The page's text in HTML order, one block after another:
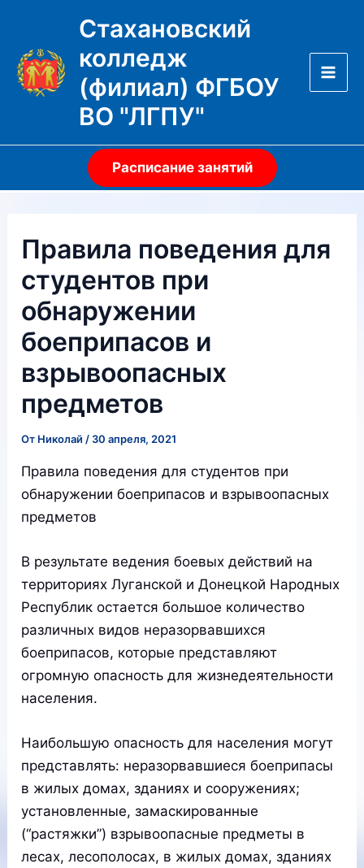
содержимому
Стахановский
колледж
(филиал) ФГБОУ
ВО "ЛГПУ"
Расписание занятий
Правила поведения для
студентов при
обнаружении
боеприпасов и
взрывоопасных
предметов
От Николай / 30 апреля, 2021
Правила поведения для студентов при
обнаружении боеприпасов и взрывоопасных
предметов
В результате ведения боевых действий на
территориях Луганской и Донецкой Народных
Республик остается большое количество
различных видов неразорвавшихся
боеприпасов, которые представляют
огромную опасность для жизнедеятельности
населения.
Наибольшую опасность для населения могут
представлять: неразорвавшиеся боеприпасы
в жилых домах, зданиях и сооружениях;
установленные, замаскированные
(“растяжки”) взрывоопасные предметы в
лесах, лесополосах, в жилых домах, зданиях